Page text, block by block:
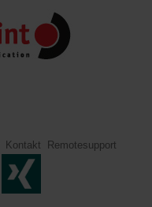
Kontakt Remotesupport